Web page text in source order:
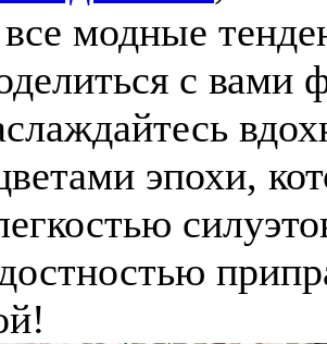
модные
с вами
эпохи,